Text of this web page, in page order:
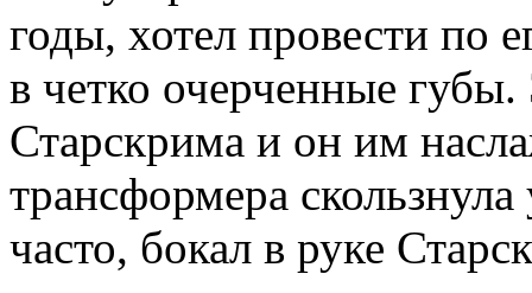
годы, хотел провести по
в четко очерченные
Старскрима и он им
трансформера
часто, бокал в руке